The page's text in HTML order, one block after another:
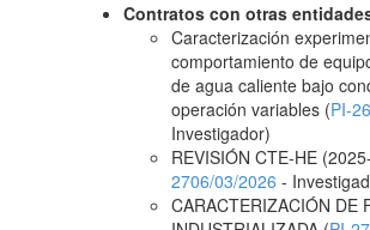
Contratos con otras
Caracterización
comportamiento de
de agua caliente bajo
operación variables (PI-
Investigador)
REVISIÓN CTE-HE
2706/03/2026 -
CARACTERIZACIÓN DE